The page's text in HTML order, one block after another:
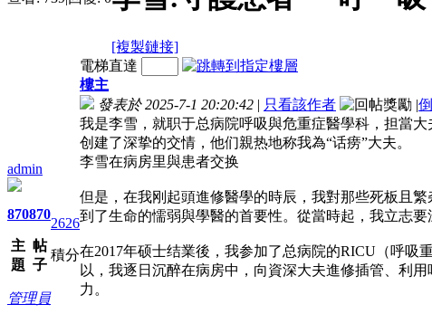
[複製鏈接]
admin
870
主
題
870
帖
子
2626
積分
管理員
電梯直達
樓主
發表於 2025-7-1 20:20:42 | 只看該作者 |
我是李雪，就职于总病院呼吸與危重症醫學科，担當
创建了深挚的交情，他们親热地称我為“话痨”大夫。
李雪在病房里與患者交换
但是，在我刚起頭進修醫學的時辰，我對那些死板且
到了生命的懦弱與學醫的首要性。從當時起，我立志
在2017年硕士结業後，我参加了总病院的RICU（呼
以，我逐日沉醉在病房中，向資深大夫進修插管、利
力。